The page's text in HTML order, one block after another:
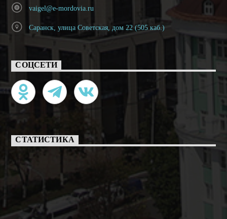
vaigel@e-mordovia.ru
Саранск, улица Советская, дом 22 (505 каб.)
СОЦСЕТИ
СТАТИСТИКА